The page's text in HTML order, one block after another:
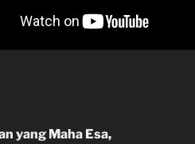
yang Maha Esa,